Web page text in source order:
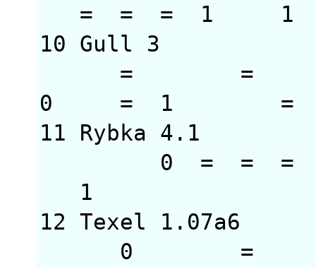
= = =
10 Gull 3
=
0 = 1 =
11 Rybka 4.1
0 = = =
1
12 Texel
0 = =